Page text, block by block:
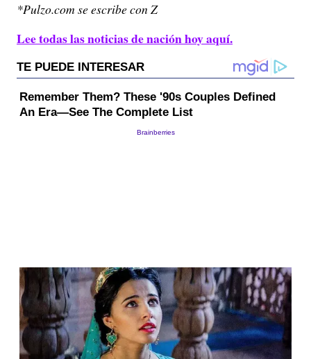
*Pulzo.com se escribe con Z
Lee todas las noticias de nación hoy aquí.